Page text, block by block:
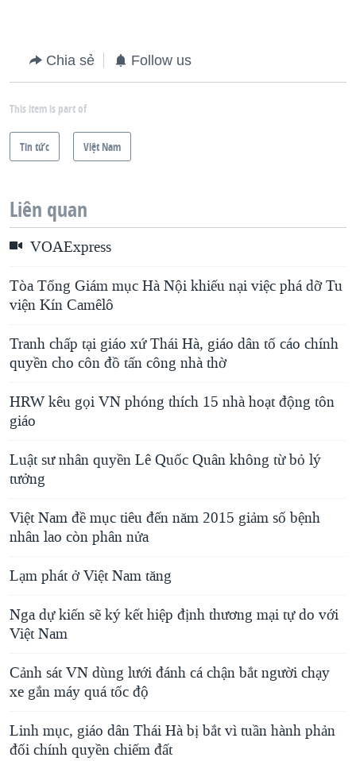
Chia sẻ Follow us
This item is part of
Tin tức Việt Nam
Liên quan
VOAExpress
Tòa Tổng Giám mục Hà Nội khiếu nại việc phá dỡ Tu
viện Kín Camêlô
Tranh chấp tại giáo xứ Thái Hà, giáo dân tố cáo chính
quyền cho côn đồ tấn công nhà thờ
HRW kêu gọi VN phóng thích 15 nhà hoạt động tôn
giáo
Luật sư nhân quyền Lê Quốc Quân không từ bỏ lý
tưởng
Việt Nam đề mục tiêu đến năm 2015 giảm số bệnh
nhân lao còn phân nửa
Lạm phát ở Việt Nam tăng
Nga dự kiến sẽ ký kết hiệp định thương mại tự do với
Việt Nam
Cảnh sát VN dùng lưới đánh cá chận bắt người chạy
xe gắn máy quá tốc độ
Linh mục, giáo dân Thái Hà bị bắt vì tuần hành phản
đối chính quyền chiếm đất